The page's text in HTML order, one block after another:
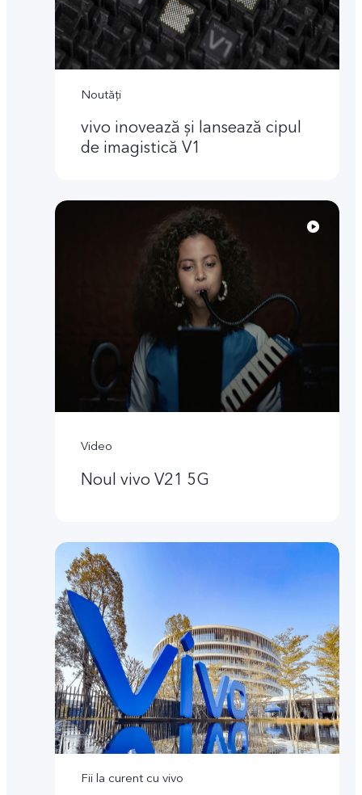
Noutăți
vivo inovează și lansează cipul
de imagistică V1
Video
Noul vivo V21 5G
Fii la curent cu vivo